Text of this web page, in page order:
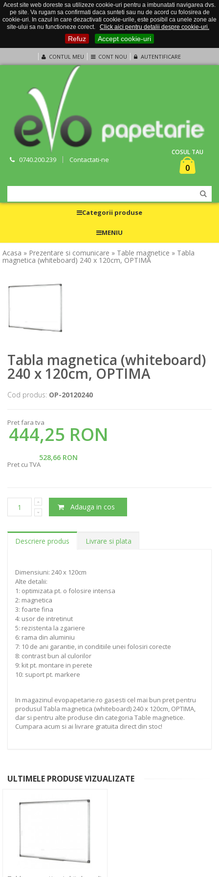
Acest site web doreste sa utilizeze cookie-uri pentru a imbunatati navigarea dvs.
pe site. Va rugam sa confirmati daca sunteti sau nu de acord cu folosirea de
cookie-uri. In cazul in care dezactivati cookie-urile, este posibil ca unele zone ale
site-ului sa nu functioneze corect.
Click aici pentru detalii despre cookie-uri.
Refuz Accept cookie-uri
CONTUL MEU CONT NOU AUTENTIFICARE
0740.200.239 Contactati-ne
COSUL TAU
0
Categorii produse
MENIU
Acasa » Prezentare si comunicare » Table magnetice » Tabla
magnetica (whiteboard) 240 x 120cm, OPTIMA
Tabla magnetica (whiteboard)
240 x 120cm, OPTIMA
Cod produs: OP-20120240
Pret fara tva
444,25 RON
528,66 RON
Pret cu TVA
Adauga in cos
Descriere produs Livrare si plata
Dimensiuni: 240 x 120cm
Alte detalii:
1: optimizata pt. o folosire intensa
2: magnetica
3: foarte fina
4: usor de intretinut
5: rezistenta la zgariere
6: rama din aluminiu
7: 10 de ani garantie, in conditiile unei folosiri corecte
8: contrast bun al culorilor
9: kit pt. montare in perete
10: suport pt. markere
In magazinul evopapetarie.ro gasesti cel mai bun pret pentru
produsul Tabla magnetica (whiteboard) 240 x 120cm, OPTIMA,
dar si pentru alte produse din categoria Table magnetice.
Cumpara acum si ai livrare gratuita direct din stoc!
ULTIMELE PRODUSE VIZUALIZATE